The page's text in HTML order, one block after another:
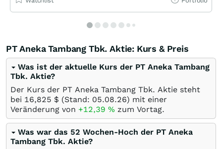
PT Aneka Tambang Tbk. Aktie: Kurs & Preis
Was ist der aktuelle Kurs der PT Aneka Tambang
Tbk. Aktie?
Der Kurs der PT Aneka Tambang Tbk. Aktie steht
bei 16,825 $ (Stand: 05.08.26) mit einer
Veränderung von +12,39 % zum Vortag.
Was war das 52 Wochen-Hoch der PT Aneka
Tambang Tbk. Aktie?